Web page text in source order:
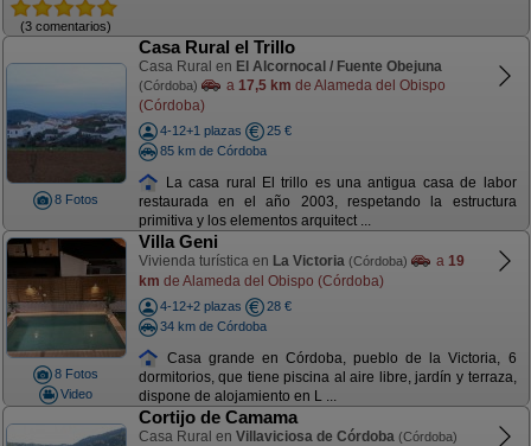
(3 comentarios)
8 Fotos
Casa Rural el Trillo
Casa Rural en El Alcornocal / Fuente Obejuna
(Córdoba) a 17,5 km de Alameda del Obispo
(Córdoba)
4-12+1 plazas
25 €
85 km de Córdoba
La casa rural El trillo es una antigua casa de labor
restaurada en el año 2003, respetando la estructura
primitiva y los elementos arquitect ...
8 Fotos
Video
Villa Geni
Vivienda turística en La Victoria (Córdoba) a 19
km de Alameda del Obispo (Córdoba)
4-12+2 plazas
28 €
34 km de Córdoba
Casa grande en Córdoba, pueblo de la Victoria, 6
dormitorios, que tiene piscina al aire libre, jardín y terraza,
dispone de alojamiento en L ...
Cortijo de Camama
Casa Rural en Villaviciosa de Córdoba (Córdoba)